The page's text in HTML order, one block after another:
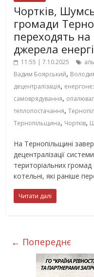
Чортків,
громади
переходять на
джерела
11:55 | 7.10.2025
Вадим Боярський,
децентралізація,
самоврядування,
теплопостачання,
Тернопільщина, Чортків,
На Тернопільщині
децентралізації
територіальних громад
котельні, які раніше
Читати далі
← Попереднє